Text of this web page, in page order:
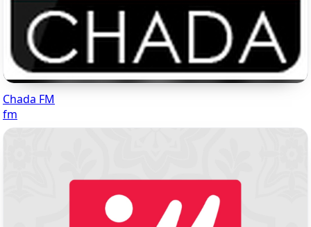
Chada FM
fm